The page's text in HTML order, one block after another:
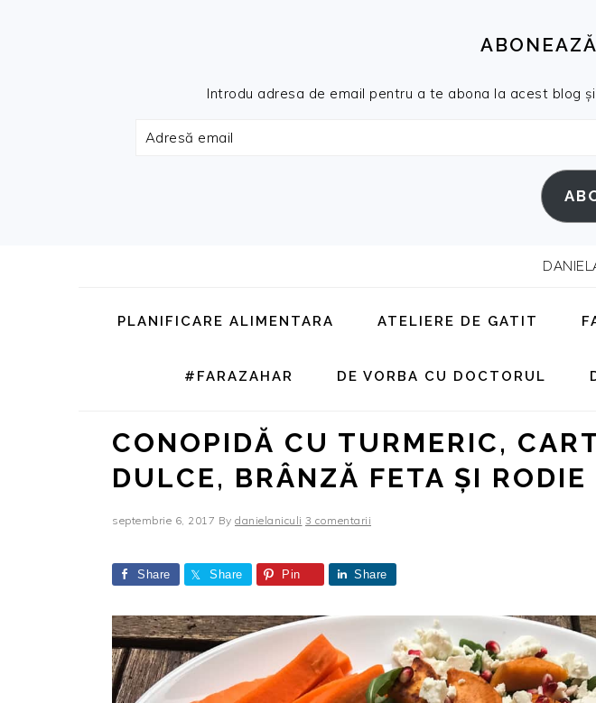
Introdu adresa de email pentru a te abona la acest blog
Adresă
PLANIFICARE ALIMENTARA ATELIERE DE GATIT
#FARAZAHAR DE VORBA CU DOCTORUL
CONOPIDĂ CU TURMERIC,
DULCE, BRÂNZĂ FETA ȘI RODIE
septembrie 6, 2017 By danielaniculi 3 comentarii
Share Share Pin Share